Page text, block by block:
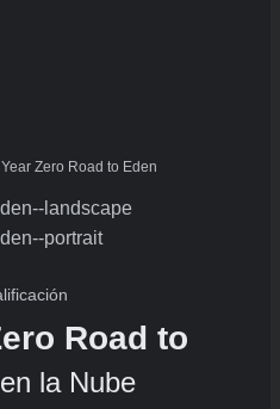
Zero Road to Eden
Road to
la Nube